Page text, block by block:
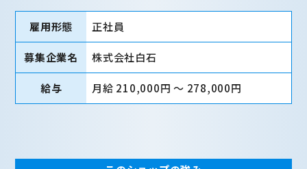
雇用形態 正社員
募集企業名 株式会社白石
給与 月給 210,000円 〜 278,000円